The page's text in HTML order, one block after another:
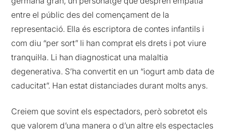
entre el públic des del començament de la
representació. Ella és escriptora de contes infantils i
com diu “per sort” li han comprat els drets i pot viure
tranquil·la. Li han diagnosticat una malaltia
degenerativa. S’ha convertit en un “iogurt amb data de
caducitat”. Han estat distanciades durant molts anys.
Creiem que sovint els espectadors, però sobretot els
que valorem d’una manera o d’un altre els espectacles